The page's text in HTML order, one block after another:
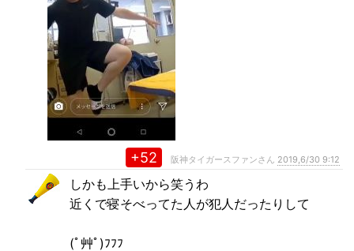
+52 阪神タイガースファンさん 2019,6/30 9:12
しかも上手いから笑うわ
近くで寝そべってた人が犯人だったりして
(ﾟ艸ﾟ)ﾌﾌﾌ